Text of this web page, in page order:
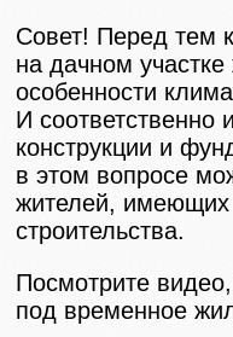
Совет! Перед тем
на дачном участке
особенности
И соответственно
конструкции и
в этом вопросе
жителей, имеющих
строительства.
Посмотрите
под временное